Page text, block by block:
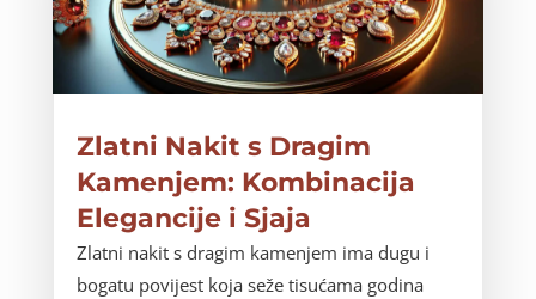
Zlatni Nakit s Dragim
Kamenjem: Kombinacija
Elegancije i Sjaja
Zlatni nakit s dragim kamenjem ima dugu i
bogatu povijest koja seže tisućama godina